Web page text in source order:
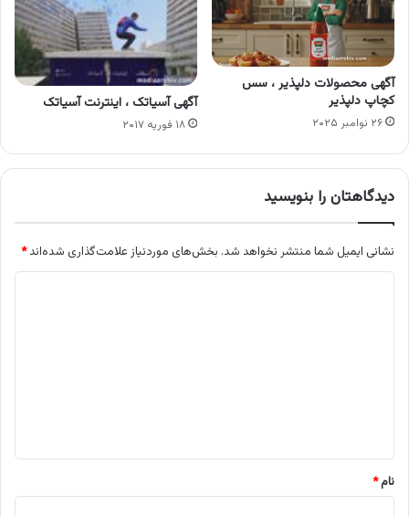
آگهی محصولات دلپذیر ، سس
کچاپ دلپذیر
۲۶ نوامبر ۲۰۲۵
آگهی آسیاتک ، اینترنت آسیاتک
۱۸ فوریه ۲۰۱۷
دیدگاهتان را بنویسید
نشانی ایمیل شما منتشر نخواهد شد. بخش‌های موردنیاز علامت‌گذاری شده‌اند*
نام*